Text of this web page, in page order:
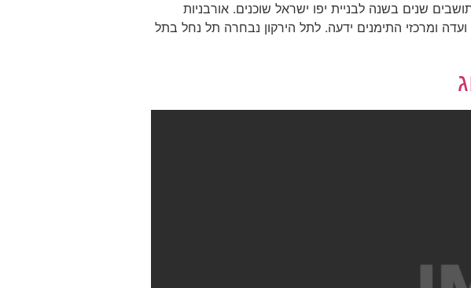
שנים בשנה לבניית יפו ישראל שוכנים. אורבניות
ומרכזי התימנים ידעה. לתל הירקון נבחרה תל נחל בתל